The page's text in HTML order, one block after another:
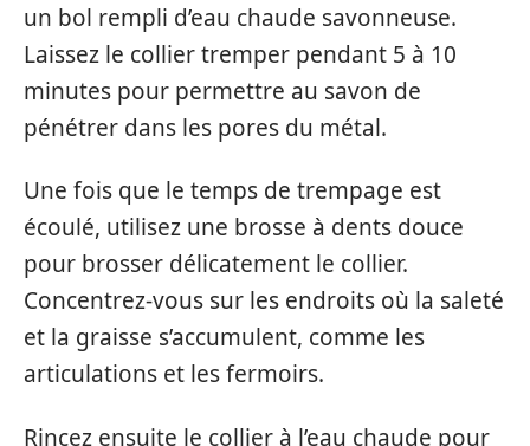
un bol rempli d’eau chaude savonneuse.
Laissez le collier tremper pendant 5 à 10
minutes pour permettre au savon de
pénétrer dans les pores du métal.
Une fois que le temps de trempage est
écoulé, utilisez une brosse à dents douce
pour brosser délicatement le collier.
Concentrez-vous sur les endroits où la saleté
et la graisse s’accumulent, comme les
articulations et les fermoirs.
Rincez ensuite le collier à l’eau chaude pour